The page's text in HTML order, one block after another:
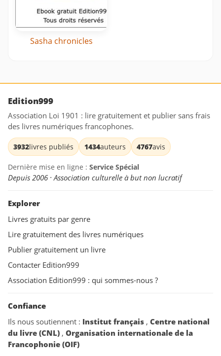
Sasha chronicles
Edition999
Association Loi 1901 : lire gratuitement et publier sans frais
des livres numériques francophones.
3932livres publiés 1434auteurs 4767avis
Dernière mise en ligne : Service Spécial
Depuis 2006 · Association culturelle à but non lucratif
Explorer
Livres gratuits par genre
Lire gratuitement des livres numériques
Publier gratuitement un livre
Contacter Edition999
Association Edition999 : qui sommes-nous ?
Confiance
Ils nous soutiennent : Institut français , Centre national
du livre (CNL) , Organisation internationale de la
Francophonie (OIF)